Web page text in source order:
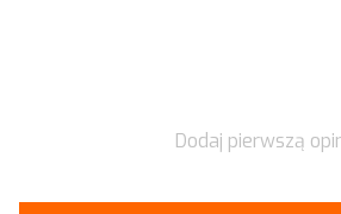
Dodaj pierwszą